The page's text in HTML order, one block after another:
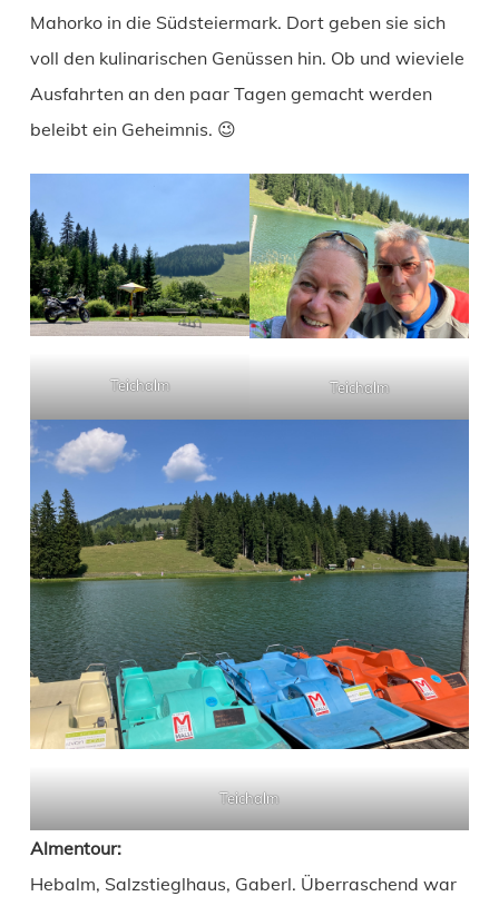
Mahorko in die Südsteiermark. Dort geben sie sich
voll den kulinarischen Genüssen hin. Ob und wieviele
Ausfahrten an den paar Tagen gemacht werden
beleibt ein Geheimnis. 😉
Teichalm Teichalm
Teichalm
Almentour:
Hebalm, Salzstieglhaus, Gaberl. Überraschend war